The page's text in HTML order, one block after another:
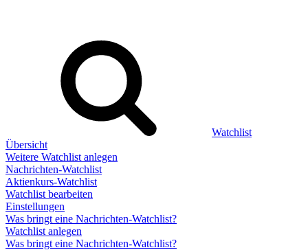
Watchlist
Übersicht
Weitere Watchlist anlegen
Nachrichten-Watchlist
Aktienkurs-Watchlist
Watchlist bearbeiten
Einstellungen
Was bringt eine Nachrichten-Watchlist?
Watchlist anlegen
Was bringt eine Nachrichten-Watchlist?